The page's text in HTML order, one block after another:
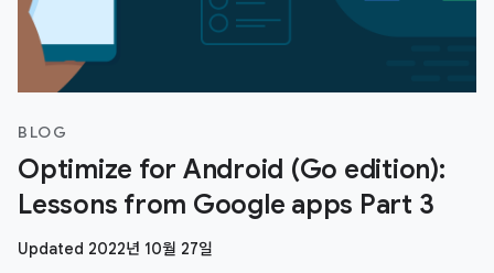
BLOG
Optimize for Android (Go edition):
Lessons from Google apps Part 3
Updated 2022년 10월 27일